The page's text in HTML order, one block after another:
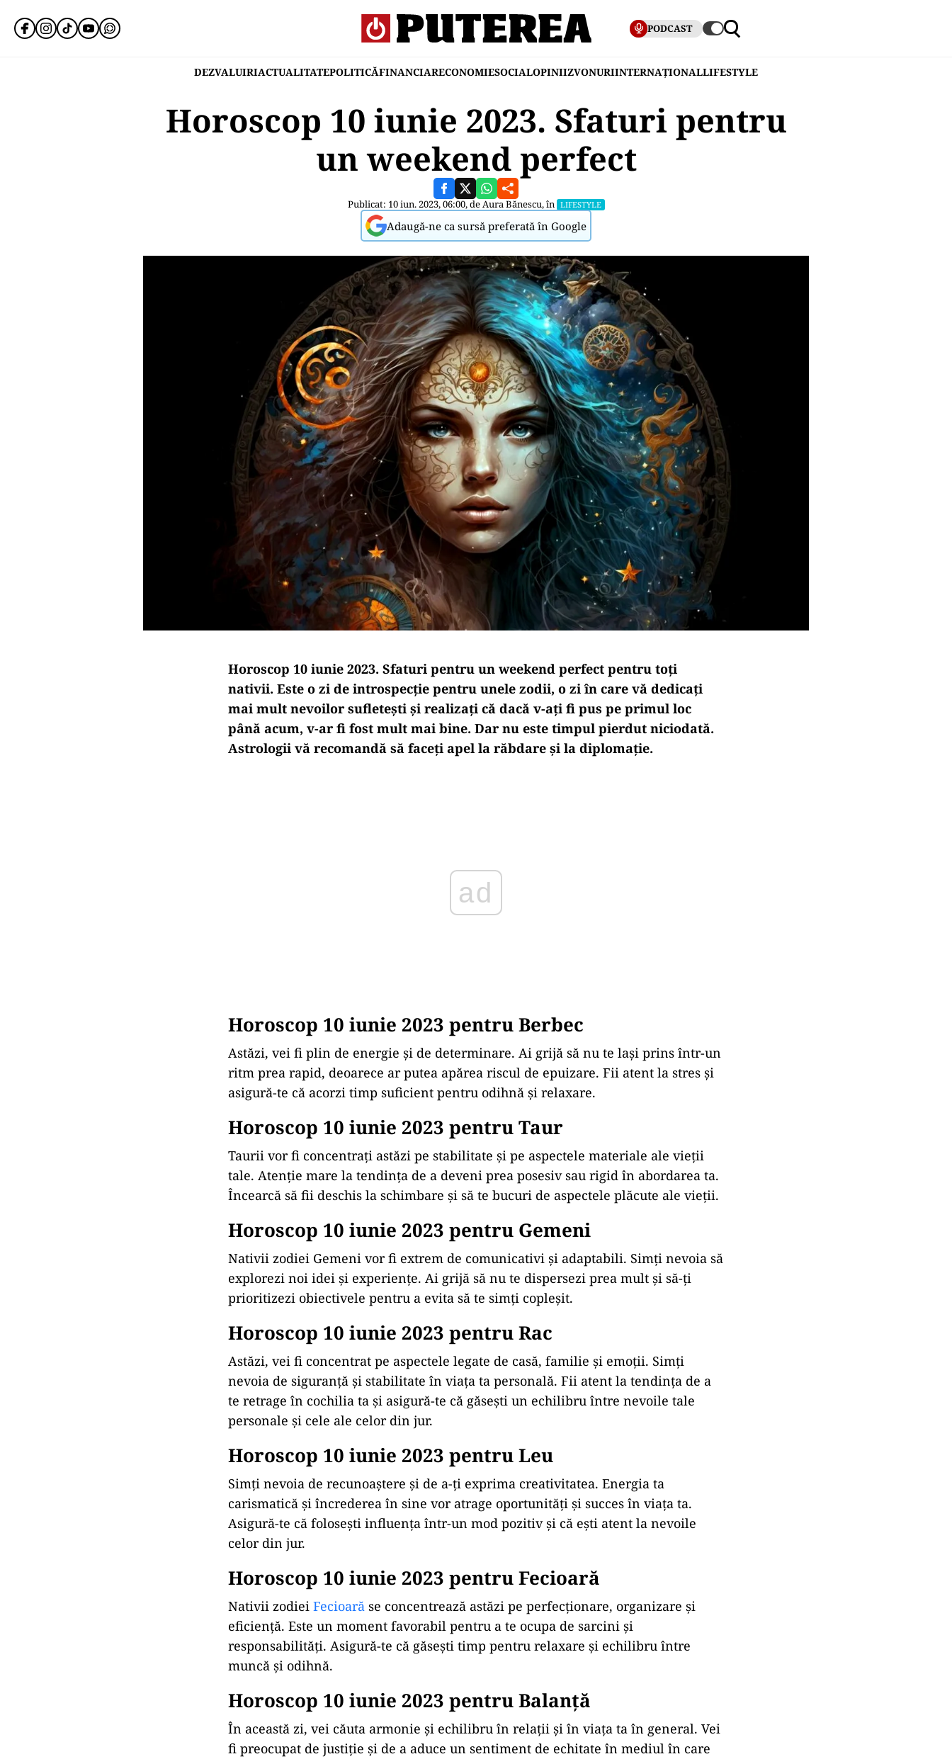
PODCAST
DEZVALUIRIACTUALITATEPOLITICĂFINANCIARECONOMIESOCIALOPINIIZVONURIINTERNAȚIONALLIFESTYLE
Horoscop 10 iunie 2023. Sfaturi pentru
un weekend perfect
Publicat: 10 iun. 2023, 06:00, deAura Bănescu, în LIFESTYLE
Adaugă-ne ca sursă preferată în Google
Horoscop 10 iunie 2023. Sfaturi pentru un weekend perfect pentru toți
nativii. Este o zi de introspecţie pentru unele zodii, o zi în care vă dedicaţi
mai mult nevoilor sufleteşti și realizați că dacă v-ați fi pus pe primul loc
până acum, v-ar fi fost mult mai bine. Dar nu este timpul pierdut niciodată.
Astrologii vă recomandă să faceţi apel la răbdare şi la diplomaţie.
Horoscop 10 iunie 2023 pentru Berbec
Astăzi, vei fi plin de energie și de determinare. Ai grijă să nu te lași prins într-un
ritm prea rapid, deoarece ar putea apărea riscul de epuizare. Fii atent la stres și
asigură-te că acorzi timp suficient pentru odihnă și relaxare.
Horoscop 10 iunie 2023 pentru Taur
Taurii vor fi concentraţi astăzi pe stabilitate și pe aspectele materiale ale vieții
tale. Atenţie mare la tendința de a deveni prea posesiv sau rigid în abordarea ta.
Încearcă să fii deschis la schimbare și să te bucuri de aspectele plăcute ale vieții.
Horoscop 10 iunie 2023 pentru Gemeni
Nativii zodiei Gemeni vor fi extrem de comunicativi și adaptabili. Simți nevoia să
explorezi noi idei și experiențe. Ai grijă să nu te dispersezi prea mult și să-ți
prioritizezi obiectivele pentru a evita să te simți copleșit.
Horoscop 10 iunie 2023 pentru Rac
Astăzi, vei fi concentrat pe aspectele legate de casă, familie și emoții. Simți
nevoia de siguranță și stabilitate în viața ta personală. Fii atent la tendința de a
te retrage în cochilia ta și asigură-te că găsești un echilibru între nevoile tale
personale și cele ale celor din jur.
Horoscop 10 iunie 2023 pentru Leu
Simți nevoia de recunoaștere și de a-ți exprima creativitatea. Energia ta
carismatică și încrederea în sine vor atrage oportunități și succes în viața ta.
Asigură-te că folosești influența într-un mod pozitiv și că ești atent la nevoile
celor din jur.
Horoscop 10 iunie 2023 pentru Fecioară
Nativii zodiei Fecioară se concentrează astăzi pe perfecționare, organizare și
eficiență. Este un moment favorabil pentru a te ocupa de sarcini și
responsabilități. Asigură-te că găsești timp pentru relaxare și echilibru între
muncă și odihnă.
Horoscop 10 iunie 2023 pentru Balanţă
În această zi, vei căuta armonie și echilibru în relații și în viața ta în general. Vei
fi preocupat de justiție și de a aduce un sentiment de echitate în mediul în care